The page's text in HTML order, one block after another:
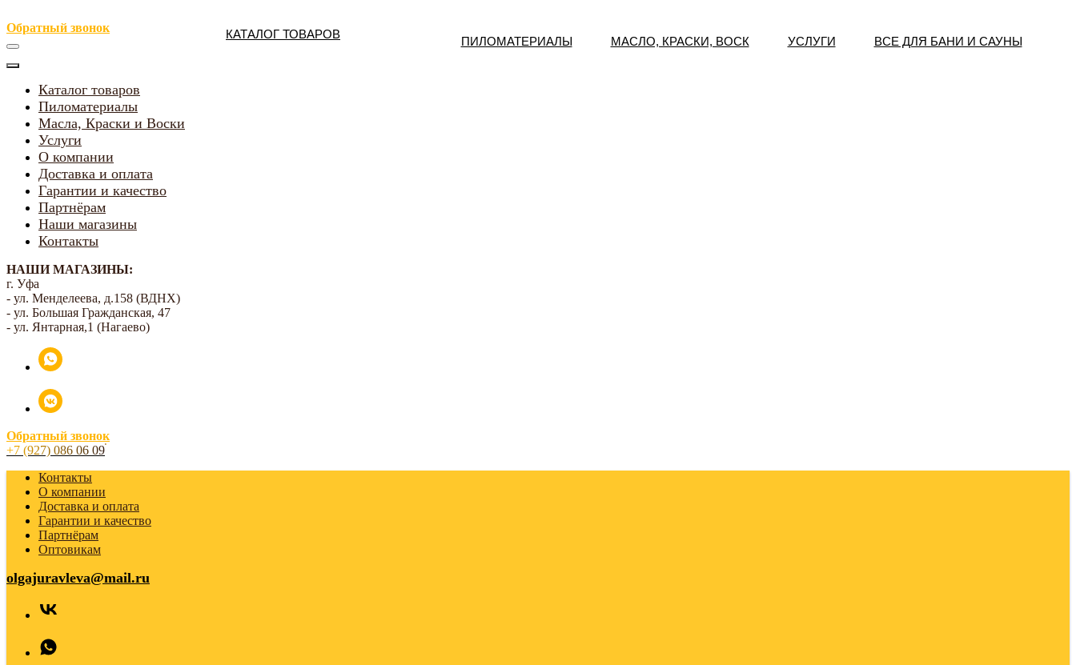
Обратный звонок
Каталог товаров
Пиломатериалы
Масла, Краски и Воски
Услуги
О компании
Доставка и оплата
Гарантии и качество
Партнёрам
Наши магазины
Контакты
НАШИ МАГАЗИНЫ:
г. Уфа
- ул. Менделеева, д.158 (ВДНХ)
- ул. Большая Гражданская, 47
- ул. Янтарная,1 (Нагаево)
Обратный звонок
+7 (927) 086 06 09
Контакты
О компании
Доставка и оплата
Гарантии и качество
Партнёрам
Оптовикам
olgajuravleva@mail.ru
КАТАЛОГ ТОВАРОВ
ПИЛОМАТЕРИАЛЫ МАСЛО, КРАСКИ, ВОСК УСЛУГИ ВСЕ ДЛЯ БАНИ И САУНЫ